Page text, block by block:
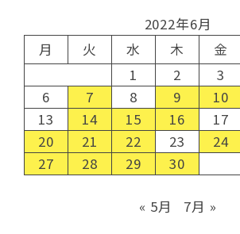
2022年6月
月
火 水 木 金
1
2 3
6
7 8 9 10
13
14 15 16 17
20
21 22 23 24
27
28 29 30
« 5月 7月 »